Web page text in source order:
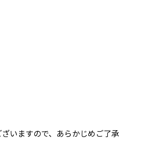
いますので、あらかじめご了承